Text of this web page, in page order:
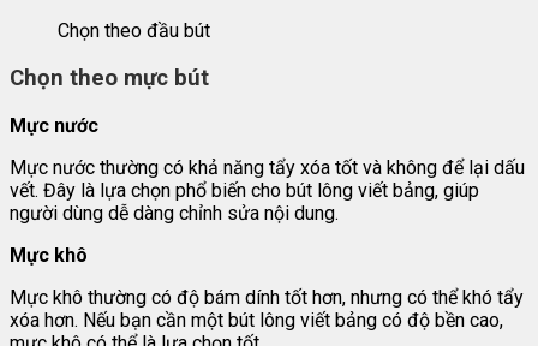
Chọn theo đầu bút
Chọn theo mực bút
Mực nước
Mực nước thường có khả năng tẩy xóa tốt và không để lại dấu
vết. Đây là lựa chọn phổ biến cho bút lông viết bảng, giúp
người dùng dễ dàng chỉnh sửa nội dung.
Mực khô
Mực khô thường có độ bám dính tốt hơn, nhưng có thể khó tẩy
xóa hơn. Nếu bạn cần một bút lông viết bảng có độ bền cao,